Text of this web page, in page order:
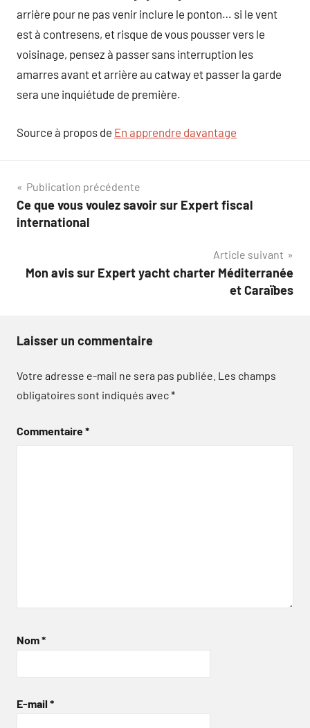
arrière pour ne pas venir inclure le ponton… si le vent
est à contresens, et risque de vous pousser vers le
voisinage, pensez à passer sans interruption les
amarres avant et arrière au catway et passer la garde
sera une inquiétude de première.
Source à propos de En apprendre davantage
Navigation
de
Publication précédente
Ce que vous voulez savoir sur Expert fiscal
international
Article suivant
Mon avis sur Expert yacht charter Méditerranée
et Caraïbes
Laisser un commentaire
Votre adresse e-mail ne sera pas publiée. Les champs
obligatoires sont indiqués avec*
Commentaire*
Nom*
E-mail *